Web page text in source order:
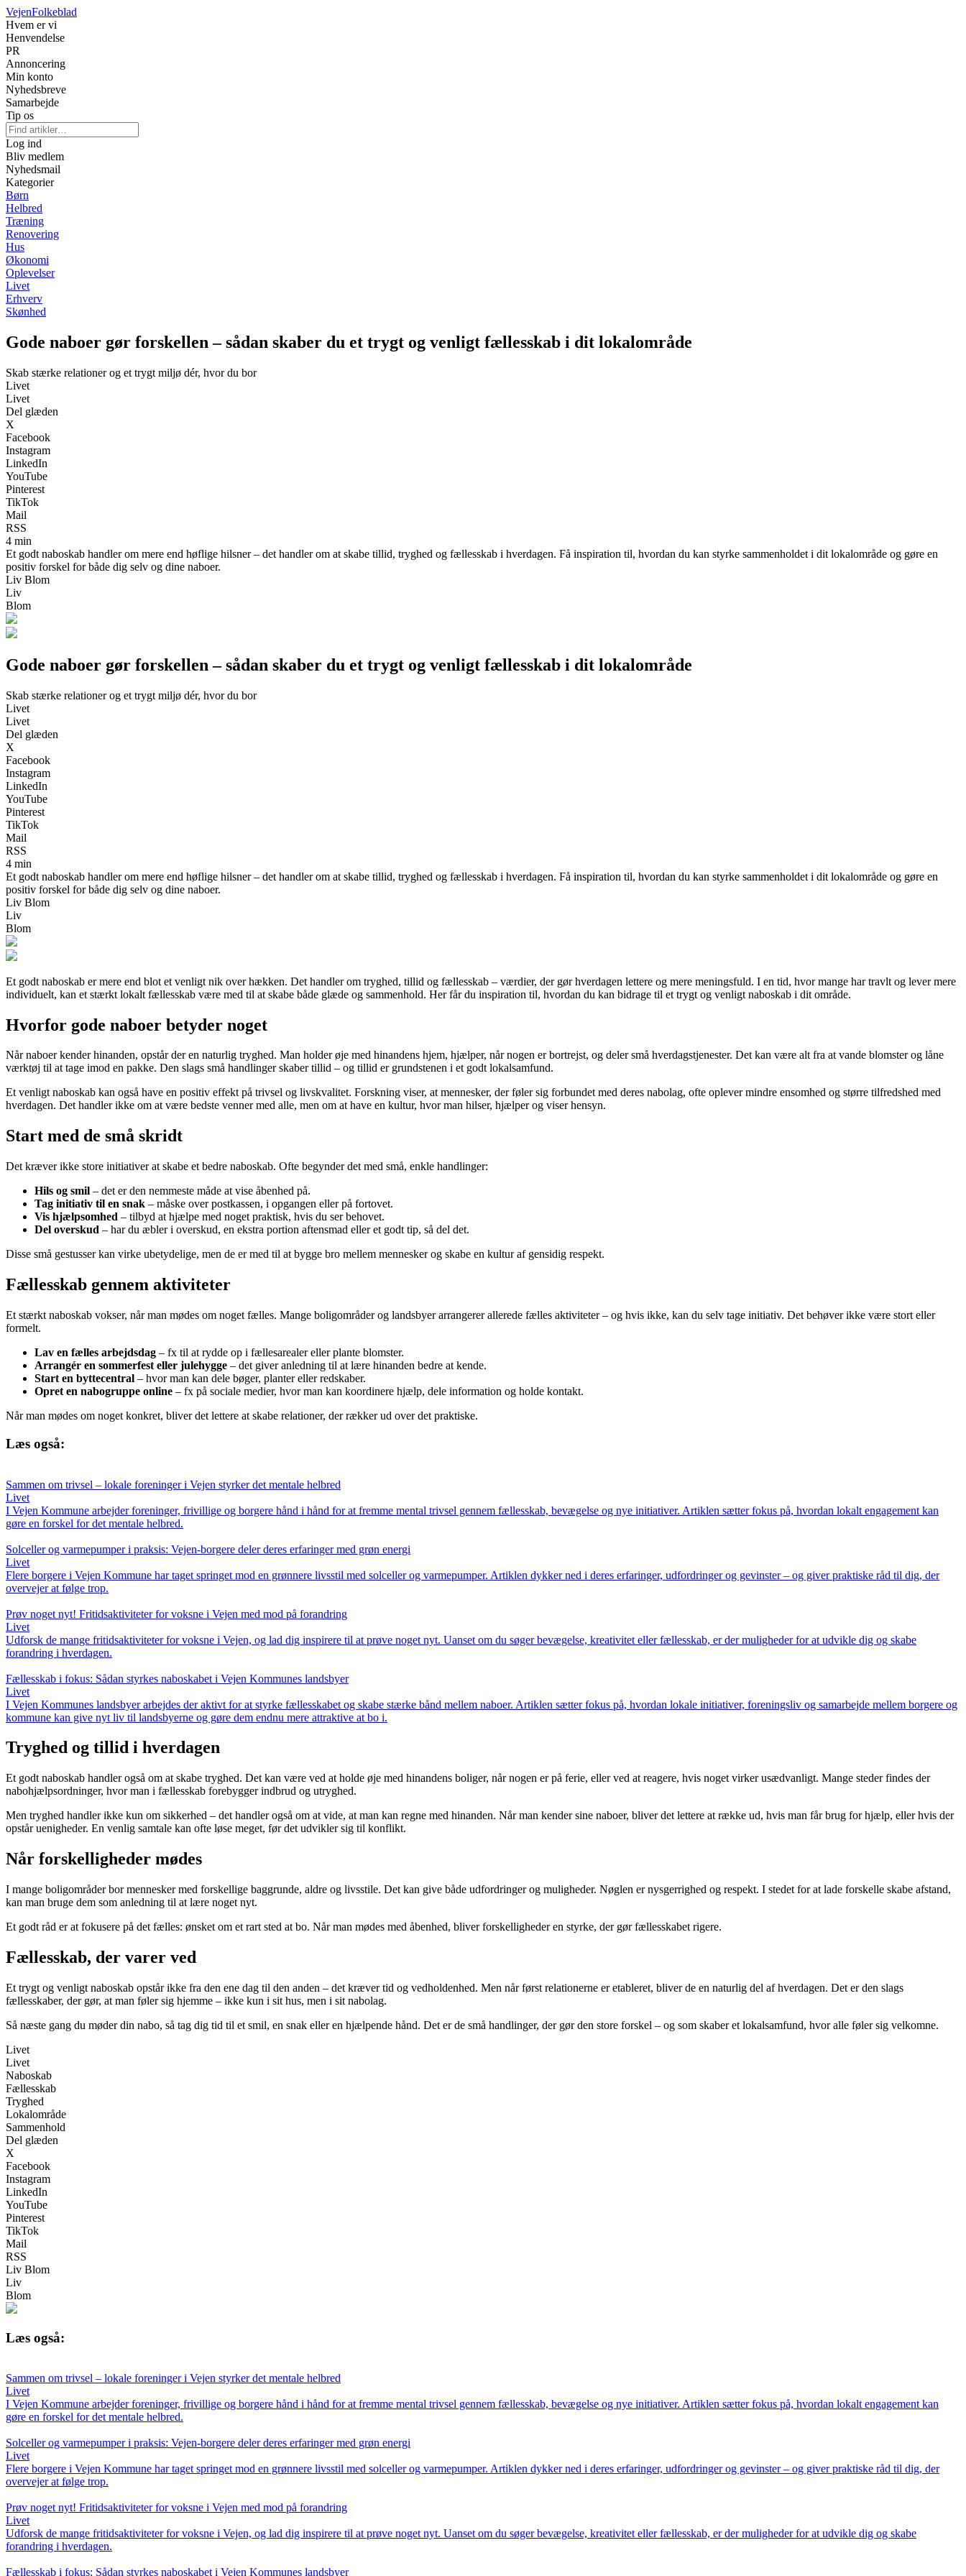
VejenFolkeblad
Hvem er vi
Henvendelse
PR
Annoncering
Min konto
Nyhedsbreve
Samarbejde
Tip os
Log ind
Bliv medlem
Nyhedsmail
Kategorier
Børn
Helbred
Træning
Renovering
Hus
Økonomi
Oplevelser
Livet
Erhverv
Skønhed
Gode naboer gør forskellen – sådan skaber du et trygt og venligt fællesskab i dit lokalområde
Skab stærke relationer og et trygt miljø dér, hvor du bor
Livet
Livet
Del glæden
X
Facebook
Instagram
LinkedIn
YouTube
Pinterest
TikTok
Mail
RSS
4 min
Et godt naboskab handler om mere end høflige hilsner – det handler om at skabe tillid, tryghed og fællesskab i hverdagen. Få inspiration til, hvordan du kan styrke sammenholdet i dit lokalområde og gøre en
positiv forskel for både dig selv og dine naboer.
Liv Blom
Liv
Blom
Gode naboer gør forskellen – sådan skaber du et trygt og venligt fællesskab i dit lokalområde
Skab stærke relationer og et trygt miljø dér, hvor du bor
Livet
Livet
Del glæden
X
Facebook
Instagram
LinkedIn
YouTube
Pinterest
TikTok
Mail
RSS
4 min
Et godt naboskab handler om mere end høflige hilsner – det handler om at skabe tillid, tryghed og fællesskab i hverdagen. Få inspiration til, hvordan du kan styrke sammenholdet i dit lokalområde og gøre en
positiv forskel for både dig selv og dine naboer.
Liv Blom
Liv
Blom
Et godt naboskab er mere end blot et venligt nik over hækken. Det handler om tryghed, tillid og fællesskab – værdier, der gør hverdagen lettere og mere meningsfuld. I en tid, hvor mange har travlt og lever mere
individuelt, kan et stærkt lokalt fællesskab være med til at skabe både glæde og sammenhold. Her får du inspiration til, hvordan du kan bidrage til et trygt og venligt naboskab i dit område.
Hvorfor gode naboer betyder noget
Når naboer kender hinanden, opstår der en naturlig tryghed. Man holder øje med hinandens hjem, hjælper, når nogen er bortrejst, og deler små hverdagstjenester. Det kan være alt fra at vande blomster og låne
værktøj til at tage imod en pakke. Den slags små handlinger skaber tillid – og tillid er grundstenen i et godt lokalsamfund.
Et venligt naboskab kan også have en positiv effekt på trivsel og livskvalitet. Forskning viser, at mennesker, der føler sig forbundet med deres nabolag, ofte oplever mindre ensomhed og større tilfredshed med
hverdagen. Det handler ikke om at være bedste venner med alle, men om at have en kultur, hvor man hilser, hjælper og viser hensyn.
Start med de små skridt
Det kræver ikke store initiativer at skabe et bedre naboskab. Ofte begynder det med små, enkle handlinger:
Hils og smil – det er den nemmeste måde at vise åbenhed på.
Tag initiativ til en snak – måske over postkassen, i opgangen eller på fortovet.
Vis hjælpsomhed – tilbyd at hjælpe med noget praktisk, hvis du ser behovet.
Del overskud – har du æbler i overskud, en ekstra portion aftensmad eller et godt tip, så del det.
Disse små gestusser kan virke ubetydelige, men de er med til at bygge bro mellem mennesker og skabe en kultur af gensidig respekt.
Fællesskab gennem aktiviteter
Et stærkt naboskab vokser, når man mødes om noget fælles. Mange boligområder og landsbyer arrangerer allerede fælles aktiviteter – og hvis ikke, kan du selv tage initiativ. Det behøver ikke være stort eller
formelt.
Lav en fælles arbejdsdag – fx til at rydde op i fællesarealer eller plante blomster.
Arrangér en sommerfest eller julehygge – det giver anledning til at lære hinanden bedre at kende.
Start en byttecentral – hvor man kan dele bøger, planter eller redskaber.
Opret en nabogruppe online – fx på sociale medier, hvor man kan koordinere hjælp, dele information og holde kontakt.
Når man mødes om noget konkret, bliver det lettere at skabe relationer, der rækker ud over det praktiske.
Læs også:
Sammen om trivsel – lokale foreninger i Vejen styrker det mentale helbred
Livet
I Vejen Kommune arbejder foreninger, frivillige og borgere hånd i hånd for at fremme mental trivsel gennem fællesskab, bevægelse og nye initiativer. Artiklen sætter fokus på, hvordan lokalt engagement kan
gøre en forskel for det mentale helbred.
Solceller og varmepumper i praksis: Vejen-borgere deler deres erfaringer med grøn energi
Livet
Flere borgere i Vejen Kommune har taget springet mod en grønnere livsstil med solceller og varmepumper. Artiklen dykker ned i deres erfaringer, udfordringer og gevinster – og giver praktiske råd til dig, der
overvejer at følge trop.
Prøv noget nyt! Fritidsaktiviteter for voksne i Vejen med mod på forandring
Livet
Udforsk de mange fritidsaktiviteter for voksne i Vejen, og lad dig inspirere til at prøve noget nyt. Uanset om du søger bevægelse, kreativitet eller fællesskab, er der muligheder for at udvikle dig og skabe
forandring i hverdagen.
Fællesskab i fokus: Sådan styrkes naboskabet i Vejen Kommunes landsbyer
Livet
I Vejen Kommunes landsbyer arbejdes der aktivt for at styrke fællesskabet og skabe stærke bånd mellem naboer. Artiklen sætter fokus på, hvordan lokale initiativer, foreningsliv og samarbejde mellem borgere og
kommune kan give nyt liv til landsbyerne og gøre dem endnu mere attraktive at bo i.
Tryghed og tillid i hverdagen
Et godt naboskab handler også om at skabe tryghed. Det kan være ved at holde øje med hinandens boliger, når nogen er på ferie, eller ved at reagere, hvis noget virker usædvanligt. Mange steder findes der
nabohjælpsordninger, hvor man i fællesskab forebygger indbrud og utryghed.
Men tryghed handler ikke kun om sikkerhed – det handler også om at vide, at man kan regne med hinanden. Når man kender sine naboer, bliver det lettere at række ud, hvis man får brug for hjælp, eller hvis der
opstår uenigheder. En venlig samtale kan ofte løse meget, før det udvikler sig til konflikt.
Når forskelligheder mødes
I mange boligområder bor mennesker med forskellige baggrunde, aldre og livsstile. Det kan give både udfordringer og muligheder. Nøglen er nysgerrighed og respekt. I stedet for at lade forskelle skabe afstand,
kan man bruge dem som anledning til at lære noget nyt.
Et godt råd er at fokusere på det fælles: ønsket om et rart sted at bo. Når man mødes med åbenhed, bliver forskelligheder en styrke, der gør fællesskabet rigere.
Fællesskab, der varer ved
Et trygt og venligt naboskab opstår ikke fra den ene dag til den anden – det kræver tid og vedholdenhed. Men når først relationerne er etableret, bliver de en naturlig del af hverdagen. Det er den slags
fællesskaber, der gør, at man føler sig hjemme – ikke kun i sit hus, men i sit nabolag.
Så næste gang du møder din nabo, så tag dig tid til et smil, en snak eller en hjælpende hånd. Det er de små handlinger, der gør den store forskel – og som skaber et lokalsamfund, hvor alle føler sig velkomne.
Livet
Livet
Naboskab
Fællesskab
Tryghed
Lokalområde
Sammenhold
Del glæden
X
Facebook
Instagram
LinkedIn
YouTube
Pinterest
TikTok
Mail
RSS
Liv Blom
Liv
Blom
Læs også:
Sammen om trivsel – lokale foreninger i Vejen styrker det mentale helbred
Livet
I Vejen Kommune arbejder foreninger, frivillige og borgere hånd i hånd for at fremme mental trivsel gennem fællesskab, bevægelse og nye initiativer. Artiklen sætter fokus på, hvordan lokalt engagement kan
gøre en forskel for det mentale helbred.
Solceller og varmepumper i praksis: Vejen-borgere deler deres erfaringer med grøn energi
Livet
Flere borgere i Vejen Kommune har taget springet mod en grønnere livsstil med solceller og varmepumper. Artiklen dykker ned i deres erfaringer, udfordringer og gevinster – og giver praktiske råd til dig, der
overvejer at følge trop.
Prøv noget nyt! Fritidsaktiviteter for voksne i Vejen med mod på forandring
Livet
Udforsk de mange fritidsaktiviteter for voksne i Vejen, og lad dig inspirere til at prøve noget nyt. Uanset om du søger bevægelse, kreativitet eller fællesskab, er der muligheder for at udvikle dig og skabe
forandring i hverdagen.
Fællesskab i fokus: Sådan styrkes naboskabet i Vejen Kommunes landsbyer